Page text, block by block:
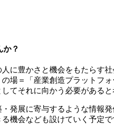
か？
に豊かさと機会をもたらす
場＝「産業創造プラットフ
てそれに向かう必要があると
発展に寄与するような情報発
機会なども設けていく予定で